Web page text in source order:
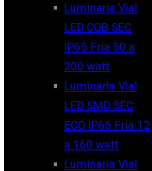
Luminaria Vial
LED COB SEC
IP65 Fría 50 a
200 watt
Luminaria Vial
LED SMD SEC
ECO IP65 Fría 12
a 160 watt
Luminaria Vial